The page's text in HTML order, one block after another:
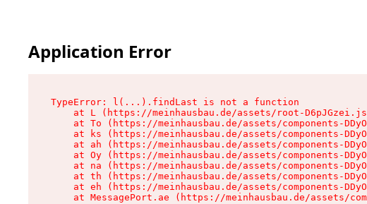
Application Error
TypeError: l(...).findLast is not a function
at L (https://meinhausbau.de/assets/root-
at To (https://meinhausbau.de/assets/components-
at ks (https://meinhausbau.de/assets/components-
at ah (https://meinhausbau.de/assets/components-
at Oy (https://meinhausbau.de/assets/components-
at na (https://meinhausbau.de/assets/components-
at th (https://meinhausbau.de/assets/components-
at eh (https://meinhausbau.de/assets/components-
at MessagePort.ae (https://meinhausbau.de/assets/